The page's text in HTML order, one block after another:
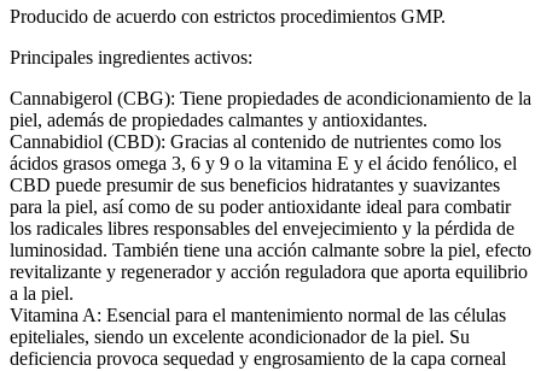
Producido de acuerdo con estrictos procedimientos GMP.
Principales ingredientes activos:
Cannabigerol (CBG): Tiene propiedades de acondicionamiento de la
piel, además de propiedades calmantes y antioxidantes.
Cannabidiol (CBD): Gracias al contenido de nutrientes como los
ácidos grasos omega 3, 6 y 9 o la vitamina E y el ácido fenólico, el
CBD puede presumir de sus beneficios hidratantes y suavizantes
para la piel, así como de su poder antioxidante ideal para combatir
los radicales libres responsables del envejecimiento y la pérdida de
luminosidad. También tiene una acción calmante sobre la piel, efecto
revitalizante y regenerador y acción reguladora que aporta equilibrio
a la piel.
Vitamina A: Esencial para el mantenimiento normal de las células
epiteliales, siendo un excelente acondicionador de la piel. Su
deficiencia provoca sequedad y engrosamiento de la capa corneal